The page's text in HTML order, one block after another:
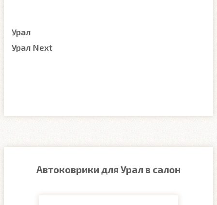
Урал
Урал Next
Автоковрики для Урал в салон